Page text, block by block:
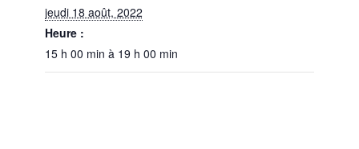
jeudi 18 août, 2022
Heure :
15 h 00 min à 19 h 00 min